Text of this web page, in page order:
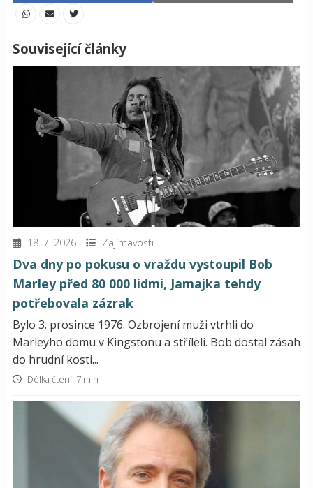
Související články
18. 7. 2026 Zajímavosti
Dva dny po pokusu o vraždu vystoupil Bob
Marley před 80 000 lidmi, Jamajka tehdy
potřebovala zázrak
Bylo 3. prosince 1976. Ozbrojení muži vtrhli do
Marleyho domu v Kingstonu a stříleli. Bob dostal zásah
do hrudní kosti...
Délka čtení: 7 min